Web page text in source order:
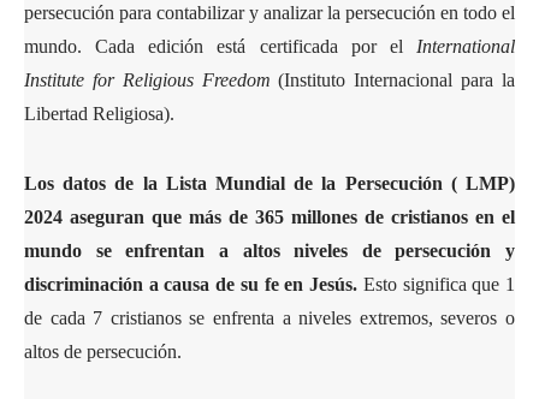
persecución para contabilizar y analizar la persecución en todo el
mundo. Cada edición está certificada por el International
Institute for Religious Freedom (Instituto Internacional para la
Libertad Religiosa).
Los datos de la Lista Mundial de la Persecución ( LMP)
2024 aseguran que más de 365 millones de cristianos en el
mundo se enfrentan a altos niveles de persecución y
discriminación a causa de su fe en Jesús. Esto significa que 1
de cada 7 cristianos se enfrenta a niveles extremos, severos o
altos de persecución.